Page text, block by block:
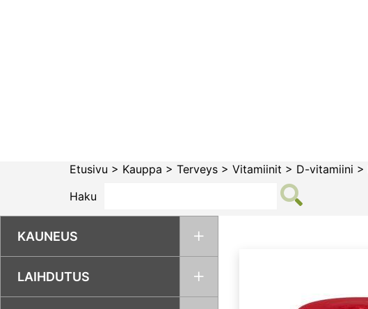
Etusivu > Kauppa > Terveys > Vitamiinit > D-vitamiini >
Haku
KAUNEUS
LAIHDUTUS